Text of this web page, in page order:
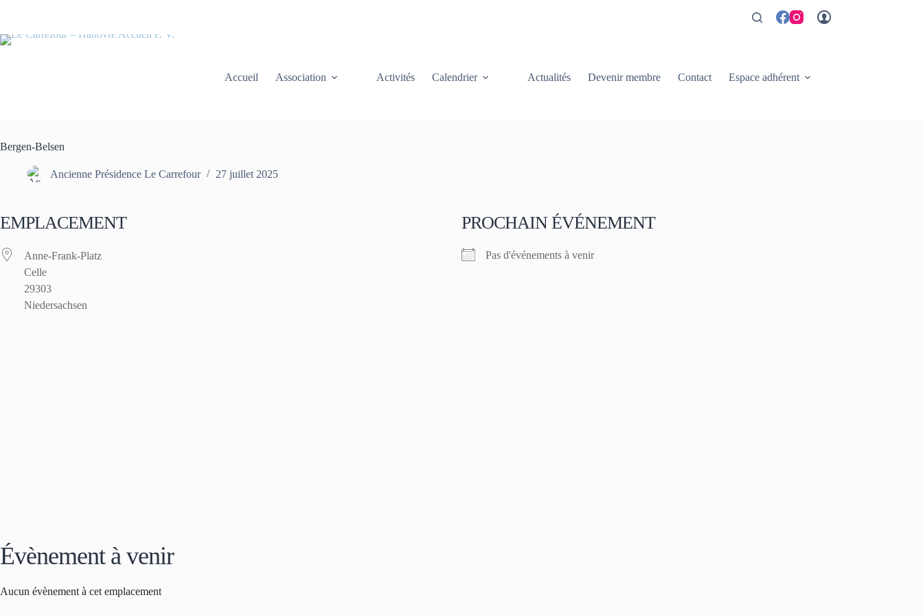
Accueil Association Activités Calendrier Actualités Devenir membre Contact Espace adhérent
Bergen-Belsen
Ancienne Présidence Le Carrefour 27 juillet 2025
EMPLACEMENT
Anne-Frank-Platz
Celle
29303
Niedersachsen
PROCHAIN ÉVÉNEMENT
Pas d'événements à venir
Évènement à venir
Aucun évènement à cet emplacement